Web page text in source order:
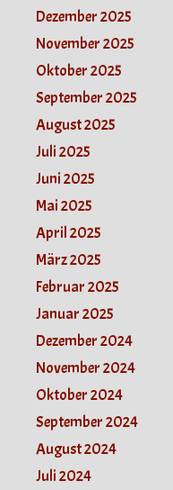
Dezember 2025
November 2025
Oktober 2025
September 2025
August 2025
Juli 2025
Juni 2025
Mai 2025
April 2025
März 2025
Februar 2025
Januar 2025
Dezember 2024
November 2024
Oktober 2024
September 2024
August 2024
Juli 2024